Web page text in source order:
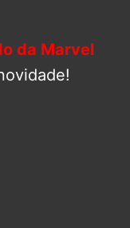
da Marvel